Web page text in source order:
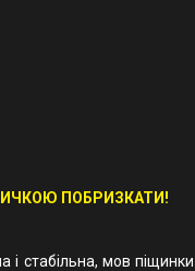
ПОБРИЗКАТИ!
і стабільна, мов